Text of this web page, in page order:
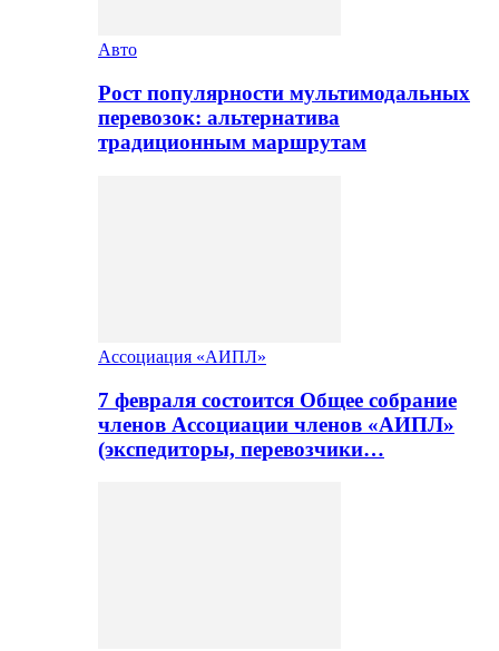
Авто
Рост популярности мультимодальных
перевозок: альтернатива
традиционным маршрутам
Ассоциация «АИПЛ»
7 февраля состоится Общее собрание
членов Ассоциации членов «АИПЛ»
(экспедиторы, перевозчики…